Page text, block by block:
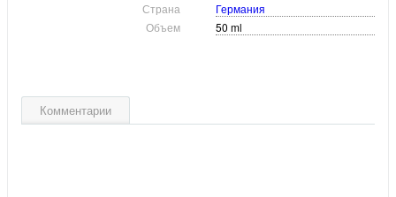
Страна
Германия
Объем
50 ml
Комментарии